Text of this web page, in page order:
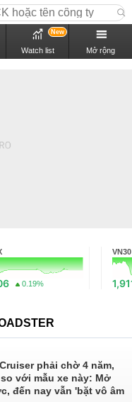
Watch list
New
Mở rộng
0.19%
VN30
phải chờ 4 năm,
với mẫu xe này: Mở
đến nay vẫn 'bặt vô âm